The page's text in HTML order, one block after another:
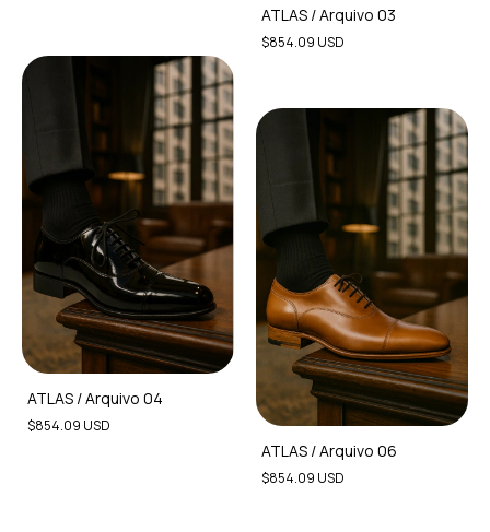
ATLAS / Arquivo 03
$854.09 USD
ATLAS / Arquivo 04
$854.09 USD
ATLAS / Arquivo 06
$854.09 USD